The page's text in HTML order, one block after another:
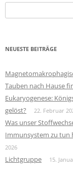
nach:
NEUESTE BEITRÄGE
Tauben nach Hause
Eukaryogenese:
gelöst?
22. Februar
Was unser
Immunsystem zu tun
2026
Lichtgruppe 15.